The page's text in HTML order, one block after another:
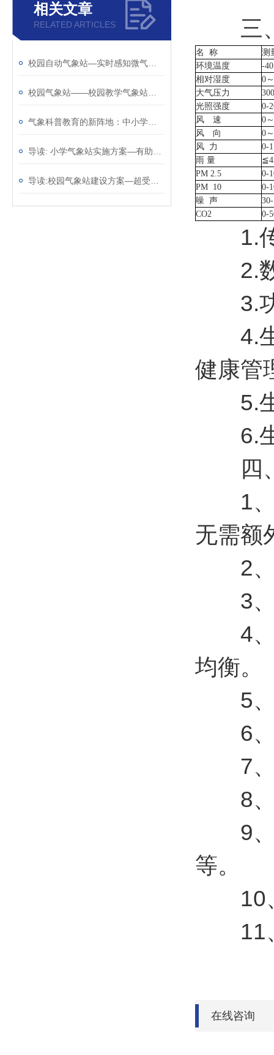
相关文章
RELATED ARTICLES 三、
名 称
测
环境温度
-
相对湿度
0
大气压力
光照强度
0-
风 速
0
风 向
0
风 力
0-
雨 量
PM 2.5
0-
PM 10
0-
噪 声
CO2
0-
1.传
2.数
3.功
4.生
健康管
5.生
6.生
四、
1、
无需额
2、
3、
4、
均衡。
5、
6、
7、
8、
9、
等。
10、
11、
在线咨询